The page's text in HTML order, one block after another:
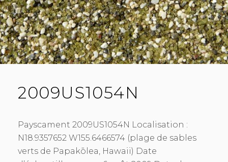
2009US1054N
Payscament 2009US1054N Localisation :
N18.9357652 W155.6466574 (plage de sables
verts de Papakōlea, Hawaii) Date